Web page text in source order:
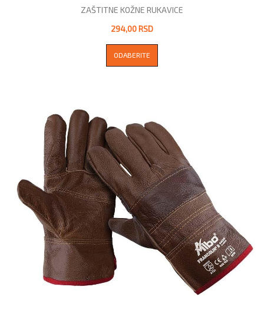
ZAŠTITNE KOŽNE RUKAVICE
294,00 RSD
ODABERITE